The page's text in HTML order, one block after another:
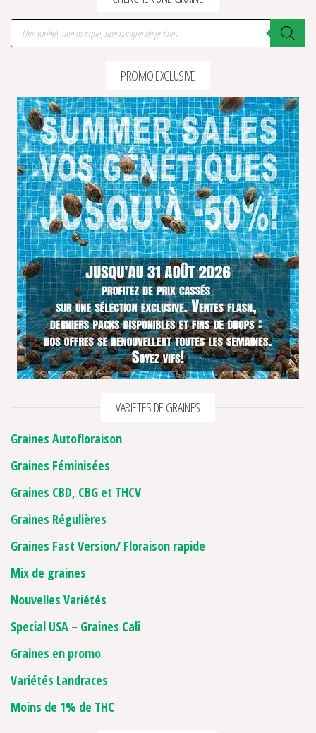
Recherche de produits
PROMO EXCLUSIVE
VARIETES DE GRAINES
Graines Autofloraison
Graines Féminisées
Graines CBD, CBG et THCV
Graines Régulières
Graines Fast Version/ Floraison rapide
Mix de graines
Nouvelles Variétés
Special USA – Graines Cali
Graines en promo
Variétés Landraces
Moins de 1% de THC